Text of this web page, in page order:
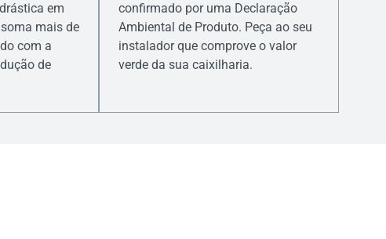
em
mais de
com a
de
confirmado por uma Declaração
Ambiental de Produto. Peça ao seu
instalador que comprove o valor
verde da sua caixilharia.